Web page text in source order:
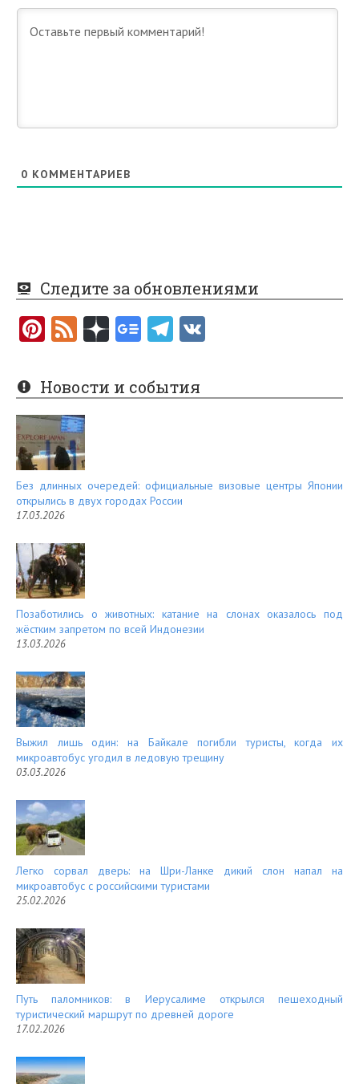
0 КОММЕНТАРИЕВ
Следите за обновлениями
Pi
er
es
t
F
e
d
Новости и события
Без длинных очередей: официальные визовые центры Японии
открылись в двух городах России
17.03.2026
Позаботились о животных: катание на слонах оказалось под
жёстким запретом по всей Индонезии
13.03.2026
Выжил лишь один: на Байкале погибли туристы, когда их
микроавтобус угодил в ледовую трещину
03.03.2026
Легко сорвал дверь: на Шри-Ланке дикий слон напал на
микроавтобус с российскими туристами
25.02.2026
Путь паломников: в Иерусалиме открылся пешеходный
туристический маршрут по древней дороге
17.02.2026